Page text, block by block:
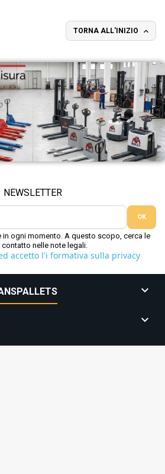
TORNA ALL'INIZIO 
NEWSLETTER
in ogni momento. A questo scopo, cerca le
nelle note legali.
accetto l'i formativa sulla privacy


